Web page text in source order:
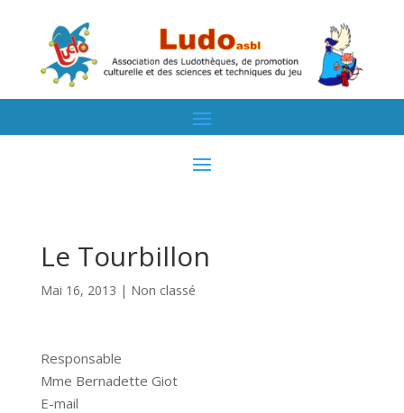
Le Tourbillon
Mai 16, 2013 | Non classé
Responsable
Mme Bernadette Giot
E-mail